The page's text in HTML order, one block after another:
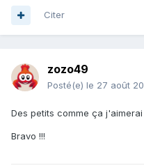
Citer
zozo49
Posté(e) le 27 août
Des petits comme ça
Bravo !!!